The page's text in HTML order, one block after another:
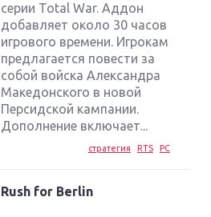
серии Total War. Аддон
добавляет около 30 часов
игрового времени. Игрокам
предлагается повести за
собой войска Александра
Македонского в новой
Персидской кампании.
Дополнение включает...
стратегия RTS PC
Rush for Berlin